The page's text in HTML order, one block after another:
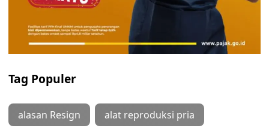
Tag Populer
alasan Resign alat reproduksi pria